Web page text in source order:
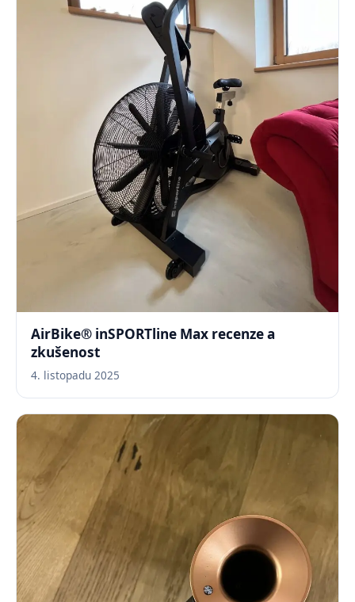
AirBike® inSPORTline Max recenze a
zkušenost
4. listopadu 2025